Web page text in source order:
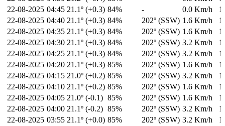
22-08-2025 04:45 21.1º (+0.3) 84% - 0.0 Km/h
22-08-2025 04:40 21.1º (+0.3) 84% 202º (SSW) 1.6 Km/h
22-08-2025 04:35 21.1º (+0.3) 84% 202º (SSW) 1.6 Km/h
22-08-2025 04:30 21.1º (+0.3) 84% 202º (SSW) 3.2 Km/h
22-08-2025 04:25 21.1º (+0.3) 84% 202º (SSW) 3.2 Km/h
22-08-2025 04:20 21.1º (+0.3) 85% 202º (SSW) 1.6 Km/h
22-08-2025 04:15 21.0º (+0.2) 85% 202º (SSW) 3.2 Km/h
22-08-2025 04:10 21.1º (+0.2) 85% 202º (SSW) 1.6 Km/h
22-08-2025 04:05 21.0º (-0.1) 85% 202º (SSW) 1.6 Km/h
22-08-2025 04:00 21.1º (-0.2) 85% 202º (SSW) 3.2 Km/h
22-08-2025 03:55 21.1º (+0.0) 85% 202º (SSW) 3.2 Km/h